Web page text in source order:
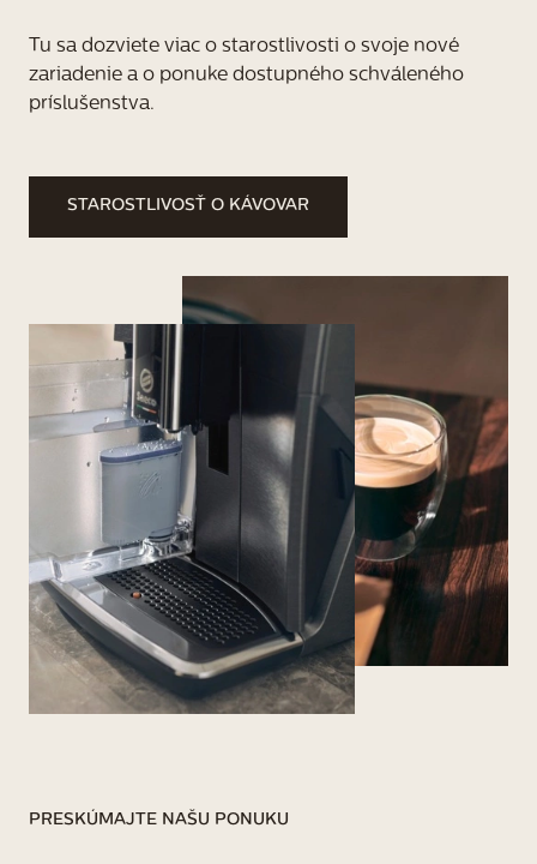
predajcu výrobkov značky Saeco.
Tu sa dozviete viac o starostlivosti o svoje nové
zariadenie a o ponuke dostupného schváleného
príslušenstva.
STAROSTLIVOSŤ O KÁVOVAR
PRESKÚMAJTE NAŠU PONUKU